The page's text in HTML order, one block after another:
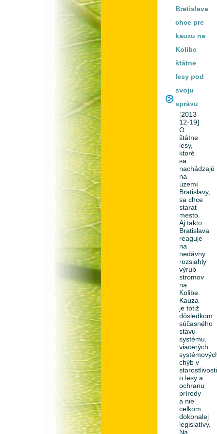
Bratislava
chce pre
kauzu na
Kolibe
štátne
lesy pod
svoju
správu
[2013-
12-19]
O
štátne
lesy,
ktoré
sa
nachádzajú
na
území
Bratislavy,
sa chce
starať
mesto.
Aj takto
Bratislava
reaguje
na
nedávny
rozsiahly
výrub
stromov
na
Kolibe.
Kauza
je totiž
dôsledkom
súčasného
stavu
systému,
viacerých
chýb v
starostlivosti
o lesy a
ochranu
prírody
a nie
celkom
dokonalej
legislatívy.
Na